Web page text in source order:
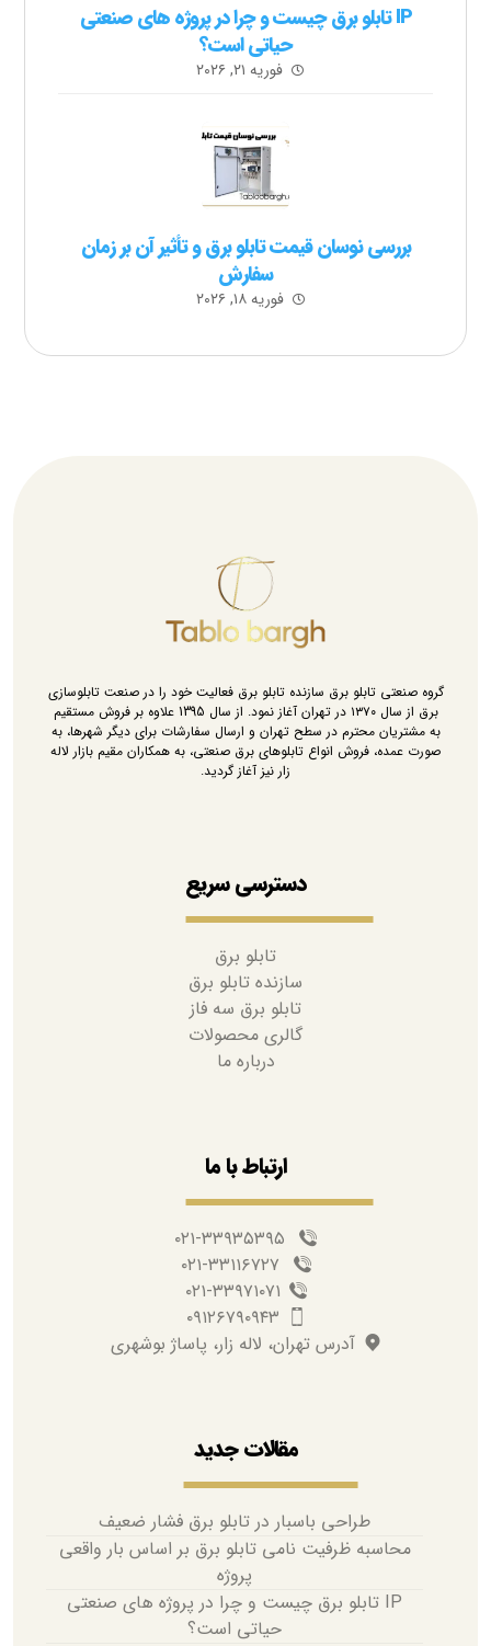
IP تابلو برق چیست و چرا در پروژه های صنعتی
حیاتی است؟
فوریه ۲۱, ۲۰۲۶
بررسی نوسان قیمت تابلو برق و تأثیر آن بر زمان
سفارش
فوریه ۱۸, ۲۰۲۶
گروه صنعتی تابلو برق سازنده تابلو برق فعالیت خود را در صنعت تابلوسازی
برق از سال ۱۳۷۰ در تهران آغاز نمود. از سال 1395 علاوه بر فروش مستقیم
به مشتریان محترم در سطح تهران و ارسال سفارشات برای دیگر شهرها، به
صورت عمده، فروش انواع تابلوهای برق صنعتی، به همکاران مقیم بازار لاله
زار نیز آغاز گردید.
دسترسی سریع
تابلو برق
سازنده تابلو برق
تابلو برق سه فاز
گالری محصولات
درباره ما
ارتباط با ما
۰۲۱-۳۳۹۷۱۰۷۱
۰۹۱۲۶۷۹۰۹۴۳
آدرس تهران، لاله زار، پاساژ بوشهری
مقالات جدید
طراحی باسبار در تابلو برق فشار ضعیف
محاسبه ظرفیت نامی تابلو برق بر اساس بار واقعی
پروژه
IP تابلو برق چیست و چرا در پروژه های صنعتی
حیاتی است؟